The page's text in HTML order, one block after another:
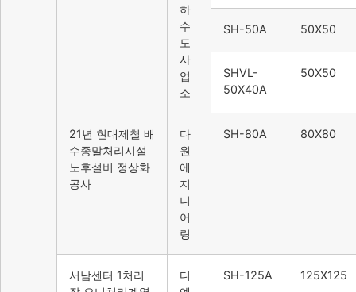
하
수
도
사
업
소
SH-50A 50X50
SHVL-
50X40A
50X50
21년 현대제철 배
수종말처리시설
노후설비 정상화
공사
다
원
에
지
니
어
링
SH-80A 80X80
서남센터 1처리
디
SH-125A 125X125